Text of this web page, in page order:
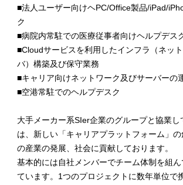
■法人ユーザー向けヘPC/Office製品/iPad/
ク
■病院内常駐での医療従事者向けヘルプデス
■Cloudサービスを利用したインフラ（ネッ
バ）構築及び保守業務
■キャリア向けネットワーク及びサーバーの
■空港常駐でのヘルプデスク
大手メーカー系SIer企業のグループと協業し
は、新しい「キャリアプラットフォーム」
の産業の発展、社会に貢献しております。
基本的には自社メンバーでチーム体制を組
ています。1つのプロジェクトに数年単位で